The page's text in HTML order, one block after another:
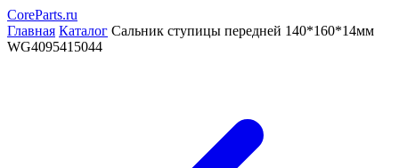
CoreParts.ru
Главная Каталог Сальник ступицы передней 140*160*14мм
WG4095415044